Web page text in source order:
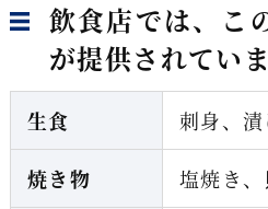
飲食店では、こ
が提供されていま
生食 刺身、
焼き物 塩焼き